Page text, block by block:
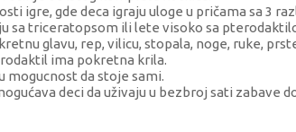
igre, gde deca igraju uloge u pričama sa 3
sa triceratopsom ili lete visoko sa
glavu, rep, vilicu, stopala, noge, ruke,
ima pokretna krila.
mogucnost da stoje sami.
deci da uživaju u bezbroj sati zabave